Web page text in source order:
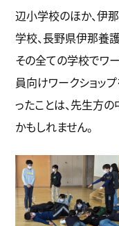
辺小学校のほか、伊
学校、長野県伊那養
その全ての学校でワ
員向けワークショッ
ったことは、先生方
かもしれません。